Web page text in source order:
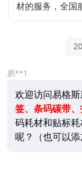
材的服务，全国
易**1
欢迎访问易格
签、条码碳带
码耗材和贴标
呢？（也可以